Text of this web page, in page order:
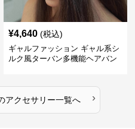
¥4,640 (税込)
ギャルファッション ギャル系シ
ルク風ターバン多機能ヘアバン
アクセサリー一覧へ ›